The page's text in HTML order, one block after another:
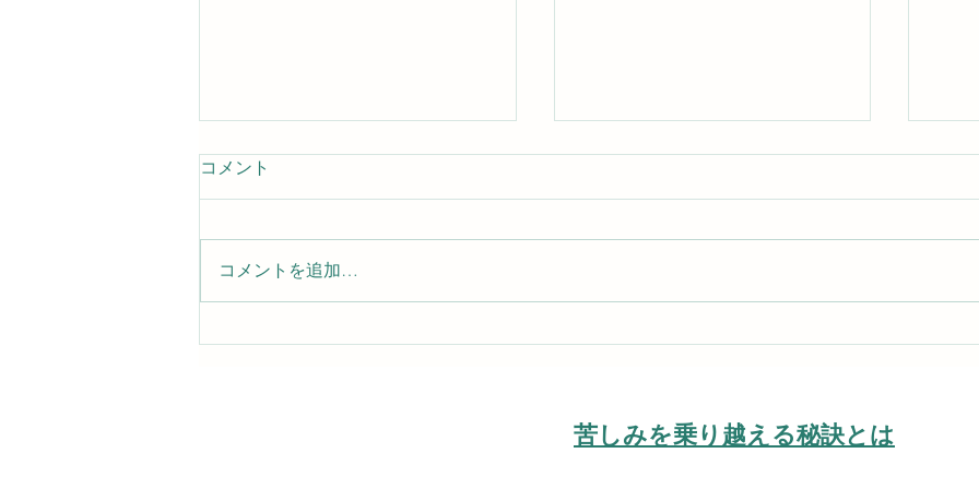
やり直すチャンスは誰にも与
基本的真理にしがみつくので
常
コメント
コメントを追加…
​苦しみを乗り越える秘訣とは